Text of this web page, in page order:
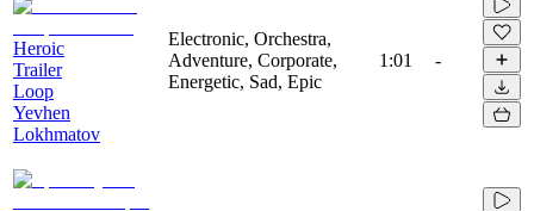
Heroic
Trailer
Loop
Yevhen
Lokhmatov
Electronic, Orchestra,
Adventure, Corporate,
Energetic, Sad, Epic
1:01 -